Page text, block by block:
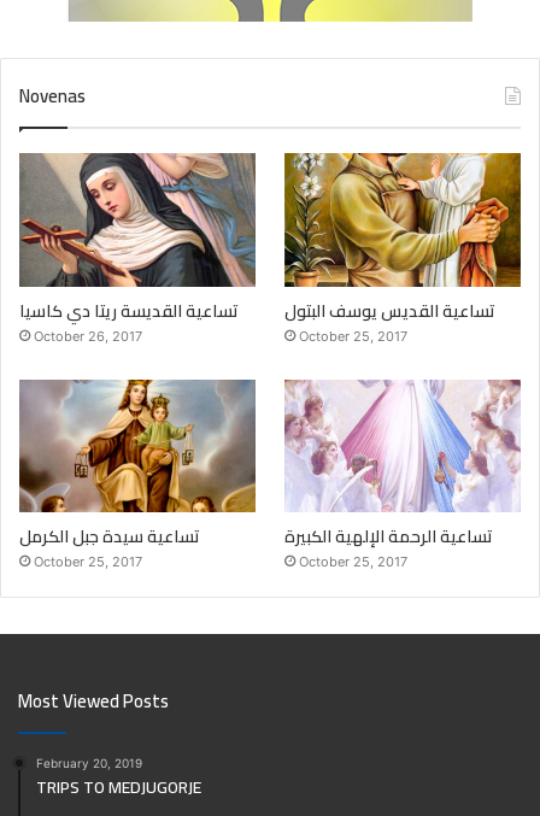
Novenas
تساعية القديسة ريتا دي كاسيا
October 26, 2017
تساعية القديس يوسف البتول
October 25, 2017
تساعية سيدة جبل الكرمل
October 25, 2017
تساعية الرحمة الإلهية الكبيرة
October 25, 2017
Most Viewed Posts
February 20, 2019
TRIPS TO MEDJUGORJE